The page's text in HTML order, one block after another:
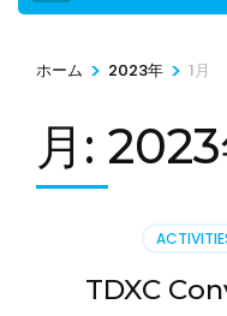
ホーム > 2023年 > 1月
月: 2023
TDXC